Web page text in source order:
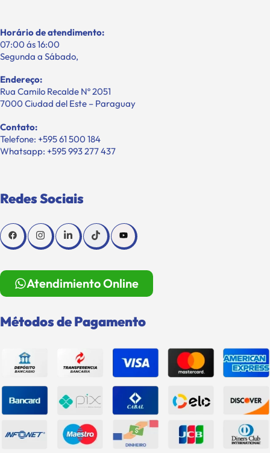
Horário de atendimento:
07:00 ás 16:00
Segunda a Sábado,
Endereço:
Rua Camilo Recalde Nº 2051
7000 Ciudad del Este – Paraguay
Contato:
Telefone: +595 61 500 184
Whatsapp: +595 993 277 437
Redes Sociais
Atendimiento Online
Métodos de Pagamento